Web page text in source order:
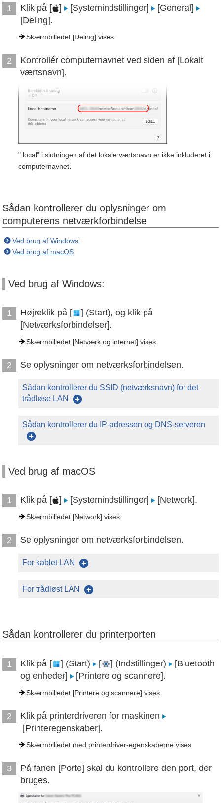
1 Klik på [ ] [Systemindstillinger]
[General]
[Deling].
Skærmbilledet [Deling] vises.
2
Kontrollér computernavnet ved siden af [Lokalt
værtsnavn].
".local" i slutningen af det lokale værtsnavn er ikke inkluderet i
computernavnet.
Sådan kontrollerer du oplysninger om
computerens netværkforbindelse
Ved brug af Windows:
Ved brug af macOS
Ved brug af Windows:
1 Højreklik på [
] (Start), og klik på
[Netværksforbindelser].
Skærmbilledet [Netværk og internet] vises.
2 Se oplysninger om netværksforbindelsen.
Sådan kontrollerer du SSID (netværksnavn) for det
trådløse LAN
Sådan kontrollerer du IP-adressen og DNS-serveren
Ved brug af macOS
1 Klik på [ ] [Systemindstillinger] [Network].
Skærmbilledet [Network] vises.
2 Se oplysninger om netværksforbindelsen.
For kablet LAN
For trådløst LAN
Sådan kontrollerer du printerporten
1 Klik på [ ] (Start) [ ] (Indstillinger)
[Bluetooth
og enheder]
[Printere og scannere].
Skærmbilledet [Printere og scannere] vises.
2
Klik på printerdriveren for maskinen
[Printeregenskaber].
Skærmbilledet med printerdriver-egenskaberne vises.
3
På fanen [Porte] skal du kontrollere den port, der
bruges.